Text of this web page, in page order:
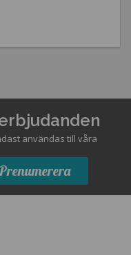
användas till våra